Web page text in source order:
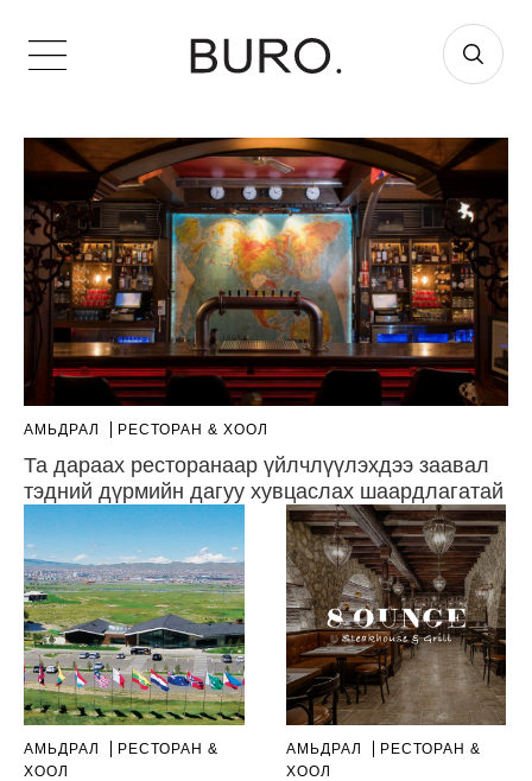
АМЬДРАЛ РЕСТОРАН & ХООЛ
Та дараах ресторанаар үйлчлүүлэхдээ заавал
тэдний дүрмийн дагуу хувцаслах шаардлагатай
АМЬДРАЛ
РЕСТОРАН &
ХООЛ
АМЬДРАЛ
РЕСТОРАН &
ХООЛ